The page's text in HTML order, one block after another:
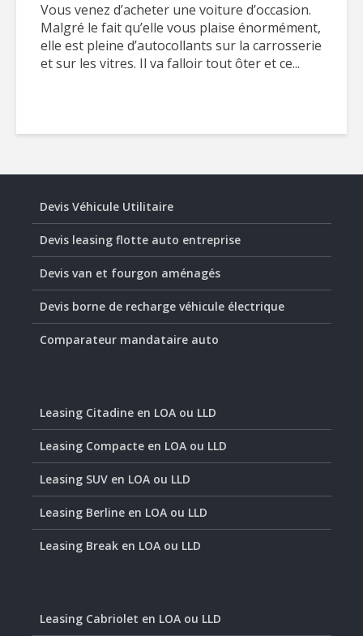
Vous venez d’acheter une voiture d’occasion.
Malgré le fait qu’elle vous plaise énormément,
elle est pleine d’autocollants sur la carrosserie
et sur les vitres. Il va falloir tout ôter et ce...
Devis Véhicule Utilitaire
Devis leasing flotte auto entreprise
Devis van et fourgon aménagés
Devis borne de recharge véhicule électrique
Comparateur mandataire auto
Leasing Citadine en LOA ou LLD
Leasing Compacte en LOA ou LLD
Leasing SUV en LOA ou LLD
Leasing Berline en LOA ou LLD
Leasing Break en LOA ou LLD
Leasing Cabriolet en LOA ou LLD